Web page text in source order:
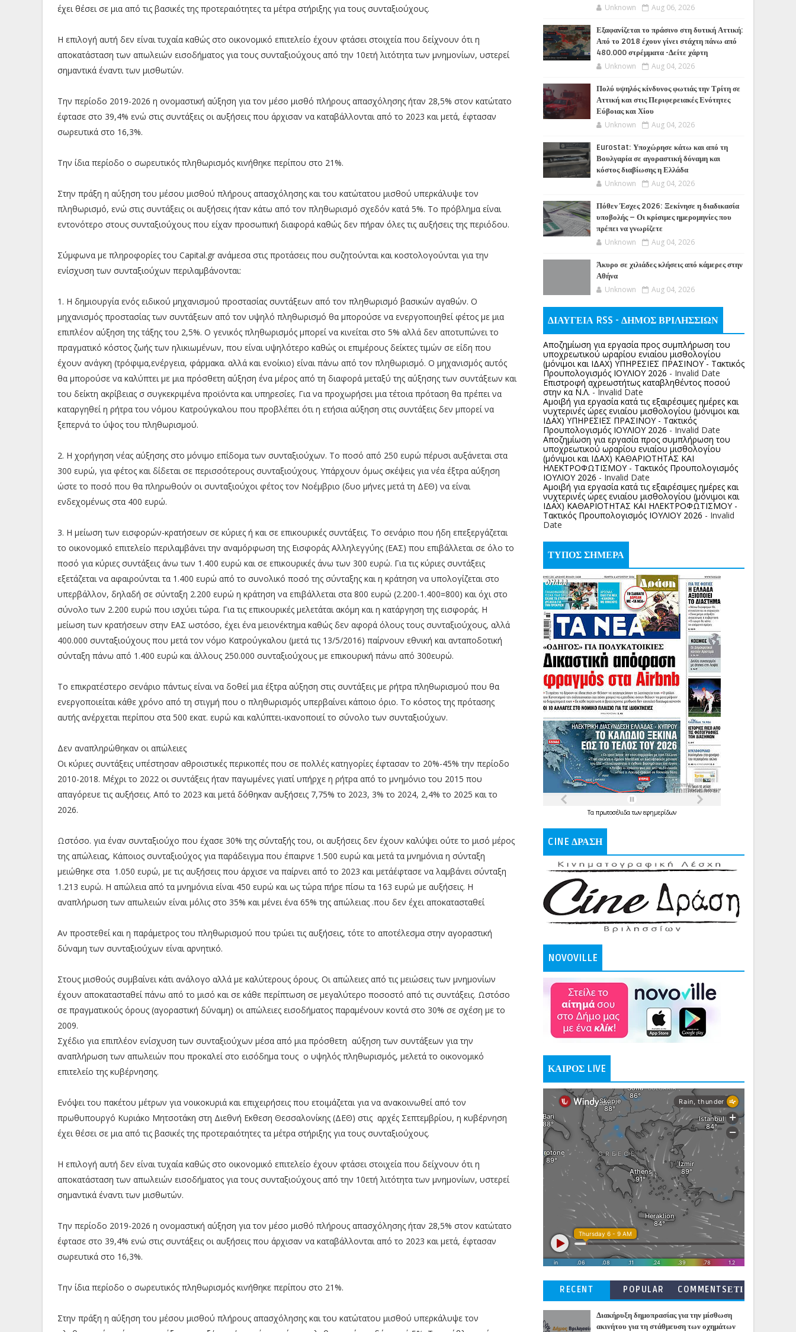
έχει θέσει σε μια από τις βασικές της προτεραιότητες τα μέτρα στήριξης για τους συνταξιούχους.
Η επιλογή αυτή δεν είναι τυχαία καθώς στο οικονομικό επιτελείο έχουν φτάσει στοιχεία που δείχνουν ότι η
αποκατάσταση των απωλειών εισοδήματος για τους συνταξιούχους από την 10ετή λιτότητα των μνημονίων, υστερεί
σημαντικά έναντι των μισθωτών.
Την περίοδο 2019-2026 η ονομαστική αύξηση για τον μέσο μισθό πλήρους απασχόλησης ήταν 28,5% στον κατώτατο
έφτασε στο 39,4% ενώ στις συντάξεις οι αυξήσεις που άρχισαν να καταβάλλονται από το 2023 και μετά, έφτασαν
σωρευτικά στο 16,3%.
Την ίδια περίοδο ο σωρευτικός πληθωρισμός κινήθηκε περίπου στο 21%.
Στην πράξη η αύξηση του μέσου μισθού πλήρους απασχόλησης και του κατώτατου μισθού υπερκάλυψε τον
πληθωρισμό, ενώ στις συντάξεις οι αυξήσεις ήταν κάτω από τον πληθωρισμό σχεδόν κατά 5%. Το πρόβλημα είναι
εντονότερο στους συνταξιούχους που είχαν προσωπική διαφορά καθώς δεν πήραν όλες τις αυξήσεις της περιόδου.
Σύμφωνα με πληροφορίες του Capital.gr ανάμεσα στις προτάσεις που συζητούνται και κοστολογούνται για την
ενίσχυση των συνταξιούχων περιλαμβάνονται:
1. Η δημιουργία ενός ειδικού μηχανισμού προστασίας συντάξεων από τον πληθωρισμό βασικών αγαθών. Ο
μηχανισμός προστασίας των συντάξεων από τον υψηλό πληθωρισμό θα μπορούσε να ενεργοποιηθεί φέτος με μια
επιπλέον αύξηση της τάξης του 2,5%. Ο γενικός πληθωρισμός μπορεί να κινείται στο 5% αλλά δεν αποτυπώνει το
πραγματικό κόστος ζωής των ηλικιωμένων, που είναι υψηλότερο καθώς οι επιμέρους δείκτες τιμών σε είδη που
έχουν ανάγκη (τρόφιμα,ενέργεια, φάρμακα. αλλά και ενοίκιο) είναι πάνω από τον πληθωρισμό. Ο μηχανισμός αυτός
θα μπορούσε να καλύπτει με μια πρόσθετη αύξηση ένα μέρος από τη διαφορά μεταξύ της αύξησης των συντάξεων και
του δείκτη ακρίβειας σ συγκεκριμένα προϊόντα και υπηρεσίες. Για να προχωρήσει μια τέτοια πρόταση θα πρέπει να
καταργηθεί η ρήτρα του νόμου Κατρούγκαλου που προβλέπει ότι η ετήσια αύξηση στις συντάξεις δεν μπορεί να
ξεπερνά το ύψος του πληθωρισμού.
2. Η χορήγηση νέας αύξησης στο μόνιμο επίδομα των συνταξιούχων. Το ποσό από 250 ευρώ πέρυσι αυξάνεται στα
300 ευρώ, για φέτος και δίδεται σε περισσότερους συνταξιούχους. Υπάρχουν όμως σκέψεις για νέα έξτρα αύξηση
ώστε το ποσό που θα πληρωθούν οι συνταξιούχοι φέτος τον Νοέμβριο (δυο μήνες μετά τη ΔΕΘ) να είναι
ενδεχομένως στα 400 ευρώ.
3. Η μείωση των εισφορών-κρατήσεων σε κύριες ή και σε επικουρικές συντάξεις. Το σενάριο που ήδη επεξεργάζεται
το οικονομικό επιτελείο περιλαμβάνει την αναμόρφωση της Εισφοράς Αλληλεγγύης (ΕΑΣ) που επιβάλλεται σε όλο το
ποσό για κύριες συντάξεις άνω των 1.400 ευρώ και σε επικουρικές άνω των 300 ευρώ. Για τις κύριες συντάξεις
εξετάζεται να αφαιρούνται τα 1.400 ευρώ από το συνολικό ποσό της σύνταξης και η κράτηση να υπολογίζεται στο
υπερβάλλον, δηλαδή σε σύνταξη 2.200 ευρώ η κράτηση να επιβάλλεται στα 800 ευρώ (2.200-1.400=800) και όχι στο
σύνολο των 2.200 ευρώ που ισχύει τώρα. Για τις επικουρικές μελετάται ακόμη και η κατάργηση της εισφοράς. Η
μείωση των κρατήσεων στην ΕΑΣ ωστόσο, έχει ένα μειονέκτημα καθώς δεν αφορά όλους τους συνταξιούχους, αλλά
400.000 συνταξιούχους που μετά τον νόμο Κατρούγκαλου (μετά τις 13/5/2016) παίρνουν εθνική και ανταποδοτική
σύνταξη πάνω από 1.400 ευρώ και άλλους 250.000 συνταξιούχους με επικουρική πάνω από 300ευρώ.
Το επικρατέστερο σενάριο πάντως είναι να δοθεί μια έξτρα αύξηση στις συντάξεις με ρήτρα πληθωρισμού που θα
ενεργοποιείται κάθε χρόνο από τη στιγμή που ο πληθωρισμός υπερβαίνει κάποιο όριο. Το κόστος της πρότασης
αυτής ανέρχεται περίπου στα 500 εκατ. ευρώ και καλύπτει-ικανοποιεί το σύνολο των συνταξιούχων.
Δεν αναπληρώθηκαν οι απώλειες
Οι κύριες συντάξεις υπέστησαν αθροιστικές περικοπές που σε πολλές κατηγορίες έφτασαν το 20%-45% την περίοδο
2010-2018. Μέχρι το 2022 οι συντάξεις ήταν παγωμένες γιατί υπήρχε η ρήτρα από το μνημόνιο του 2015 που
απαγόρευε τις αυξήσεις. Από το 2023 και μετά δόθηκαν αυξήσεις 7,75% το 2023, 3% το 2024, 2,4% το 2025 και το
2026.
Ωστόσο. για έναν συνταξιούχο που έχασε 30% της σύνταξής του, οι αυξήσεις δεν έχουν καλύψει ούτε το μισό μέρος
της απώλειας, Κάποιος συνταξιούχος για παράδειγμα που έπαιρνε 1.500 ευρώ και μετά τα μνημόνια η σύνταξη
μειώθηκε στα 1.050 ευρώ, με τις αυξήσεις που άρχισε να παίρνει από το 2023 και μετάέφτασε να λαμβάνει σύνταξη
1.213 ευρώ. Η απώλεια από τα μνημόνια είναι 450 ευρώ και ως τώρα πήρε πίσω τα 163 ευρώ με αυξήσεις. Η
αναπλήρωση των απωλειών είναι μόλις στο 35% και μένει ένα 65% της απώλειας .που δεν έχει αποκατασταθεί
Αν προστεθεί και η παράμετρος του πληθωρισμού που τρώει τις αυξήσεις, τότε το αποτέλεσμα στην αγοραστική
δύναμη των συνταξιούχων είναι αρνητικό.
Στους μισθούς συμβαίνει κάτι ανάλογο αλλά με καλύτερους όρους. Οι απώλειες από τις μειώσεις των μνημονίων
έχουν αποκατασταθεί πάνω από το μισό και σε κάθε περίπτωση σε μεγαλύτερο ποσοστό από τις συντάξεις. Ωστόσο
σε πραγματικούς όρους (αγοραστική δύναμη) οι απώλειες εισοδήματος παραμένουν κοντά στο 30% σε σχέση με το
2009.
Σχέδιο για επιπλέον ενίσχυση των συνταξιούχων μέσα από μια πρόσθετη αύξηση των συντάξεων για την
αναπλήρωση των απωλειών που προκαλεί στο εισόδημα τους ο υψηλός πληθωρισμός, μελετά το οικονομικό
επιτελείο της κυβέρνησης.
Ενόψει του πακέτου μέτρων για νοικοκυριά και επιχειρήσεις που ετοιμάζεται για να ανακοινωθεί από τον
πρωθυπουργό Κυριάκο Μητσοτάκη στη Διεθνή Εκθεση Θεσσαλονίκης (ΔΕΘ) στις αρχές Σεπτεμβρίου, η κυβέρνηση
έχει θέσει σε μια από τις βασικές της προτεραιότητες τα μέτρα στήριξης για τους συνταξιούχους.
Η επιλογή αυτή δεν είναι τυχαία καθώς στο οικονομικό επιτελείο έχουν φτάσει στοιχεία που δείχνουν ότι η
αποκατάσταση των απωλειών εισοδήματος για τους συνταξιούχους από την 10ετή λιτότητα των μνημονίων, υστερεί
σημαντικά έναντι των μισθωτών.
Την περίοδο 2019-2026 η ονομαστική αύξηση για τον μέσο μισθό πλήρους απασχόλησης ήταν 28,5% στον κατώτατο
έφτασε στο 39,4% ενώ στις συντάξεις οι αυξήσεις που άρχισαν να καταβάλλονται από το 2023 και μετά, έφτασαν
σωρευτικά στο 16,3%.
Την ίδια περίοδο ο σωρευτικός πληθωρισμός κινήθηκε περίπου στο 21%.
Στην πράξη η αύξηση του μέσου μισθού πλήρους απασχόλησης και του κατώτατου μισθού υπερκάλυψε τον
Unknown Aug 06, 2026
Εξαφανίζεται το πράσινο στη δυτική Αττική:
Από το 2018 έχουν γίνει στάχτη πάνω από
480.000 στρέμματα -Δείτε χάρτη
Unknown Aug 04, 2026
Πολύ υψηλός κίνδυνος φωτιάς την Τρίτη σε
Αττική και στις Περιφερειακές Ενότητες
Εύβοιας και Χίου
Unknown Aug 04, 2026
Eurostat: Υποχώρησε κάτω και από τη
Βουλγαρία σε αγοραστική δύναμη και
κόστος διαβίωσης η Ελλάδα
Unknown Aug 04, 2026
Πόθεν Έσχες 2026: Ξεκίνησε η διαδικασία
υποβολής – Οι κρίσιμες ημερομηνίες που
πρέπει να γνωρίζετε
Unknown Aug 04, 2026
Άκυρο σε χιλιάδες κλήσεις από κάμερες στην
Αθήνα
Unknown Aug 04, 2026
ΔΙΑΥΓΕΙΑ RSS - ΔΗΜΟΣ ΒΡΙΛΗΣΣΙΩΝ
Αποζημίωση για εργασία προς συμπλήρωση του
υποχρεωτικού ωραρίου ενιαίου μισθολογίου
(μόνιμοι και ΙΔΑΧ) ΥΠΗΡΕΣΙΕΣ ΠΡΑΣΙΝΟΥ - Τακτικός
Προυπολογισμός ΙΟΥΛΙΟΥ 2026 - Invalid Date
Επιστροφή αχρεωστήτως καταβληθέντος ποσoύ
στην κα Ν.Λ. - Invalid Date
Αμοιβή για εργασία κατά τις εξαιρέσιμες ημέρες και
νυχτερινές ώρες ενιαίου μισθολογίου (μόνιμοι και
ΙΔΑΧ) ΥΠΗΡΕΣΙΕΣ ΠΡΑΣΙΝΟΥ - Τακτικός
Προυπολογισμός ΙΟΥΛΙΟΥ 2026 - Invalid Date
Αποζημίωση για εργασία προς συμπλήρωση του
υποχρεωτικού ωραρίου ενιαίου μισθολογίου
(μόνιμοι και ΙΔΑΧ) ΚΑΘΑΡΙΟΤΗΤΑΣ ΚΑΙ
ΗΛΕΚΤΡΟΦΩΤΙΣΜΟΥ - Τακτικός Προυπολογισμός
ΙΟΥΛΙΟΥ 2026 - Invalid Date
Αμοιβή για εργασία κατά τις εξαιρέσιμες ημέρες και
νυχτερινές ώρες ενιαίου μισθολογίου (μόνιμοι και
ΙΔΑΧ) ΚΑΘΑΡΙΟΤΗΤΑΣ ΚΑΙ ΗΛΕΚΤΡΟΦΩΤΙΣΜΟΥ -
Τακτικός Προυπολογισμός ΙΟΥΛΙΟΥ 2026 - Invalid
Date
ΤΥΠΟΣ ΣΗΜΕΡΑ
Τα πρωτοσέλιδατων εφημερίδων
CINE ΔΡΑΣΗ
NOVOVILLE
ΚΑΙΡΟΣ LIVE
RECENT POPULAR
COMMENTSΕΤΙ
Διακήρυξη δημοπρασίας για την μίσθωση
ακινήτου για τη στάθμευση των οχημάτων